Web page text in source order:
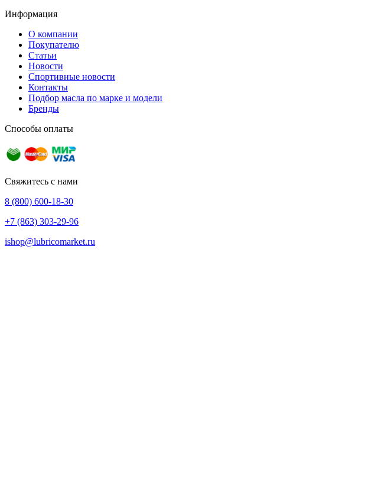
Информация
О компании
Покупателю
Статьи
Новости
Спортивные новости
Контакты
Подбор масла по марке и модели
Бренды
Способы оплаты
Свяжитесь с нами
8 (800) 600-18-30
+7 (863) 303-29-96
ishop@lubricomarket.ru